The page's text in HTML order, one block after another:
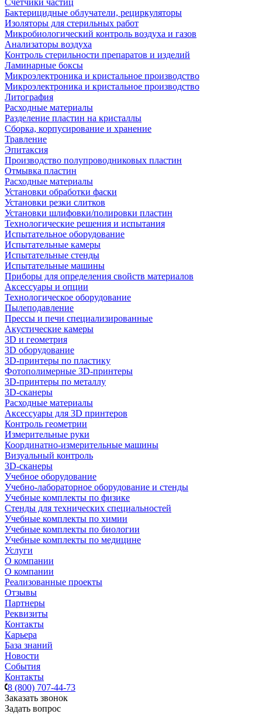
Счетчики частиц
Бактерицидные облучатели, рециркуляторы
Изоляторы для стерильных работ
Микробиологический контроль воздуха и газов
Анализаторы воздуха
Контроль стерильности препаратов и изделий
Ламинарные боксы
Микроэлектроника и кристальное производство
Микроэлектроника и кристальное производство
Литография
Расходные материалы
Разделение пластин на кристаллы
Сборка, корпусирование и хранение
Травление
Эпитаксия
Производство полупроводниковых пластин
Отмывка пластин
Расходные материалы
Установки обработки фаски
Установки резки слитков
Установки шлифовки/полировки пластин
Технологические решения и испытания
Испытательное оборудование
Испытательные камеры
Испытательные стенды
Испытательные машины
Приборы для определения свойств материалов
Аксессуары и опции
Технологическое оборудование
Пылеподавление
Прессы и печи специализированные
Акустические камеры
3D и геометрия
3D оборудование
3D-принтеры по пластику
Фотополимерные 3D-принтеры
3D-принтеры по металлу
3D-сканеры
Расходные материалы
Аксессуары для 3D принтеров
Контроль геометрии
Измерительные руки
Координатно-измерительные машины
Визуальный контроль
3D-сканеры
Учебное оборудование
Учебно-лабораторное оборудование и стенды
Учебные комплекты по физике
Стенды для технических специальностей
Учебные комплекты по химии
Учебные комплекты по биологии
Учебные комплекты по медицине
Услуги
О компании
О компании
Реализованные проекты
Отзывы
Партнеры
Реквизиты
Контакты
Карьера
База знаний
Новости
События
Контакты
8 (800) 707-44-73
Заказать звонок
Задать вопрос